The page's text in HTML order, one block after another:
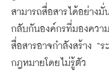
สามารถสื่อสารได้อย่าง
กลับกันองค์กรที่มองควา
สื่อสารอาจกำลังสร้าง “ร
กฎหมายโดยไม่รู้ตัว